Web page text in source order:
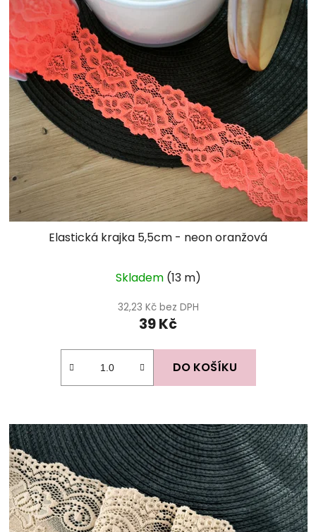
Elastická krajka 5,5cm - neon oranžová
Skladem (13 m)
32,23 Kč bez DPH
39 Kč
DO KOŠÍKU